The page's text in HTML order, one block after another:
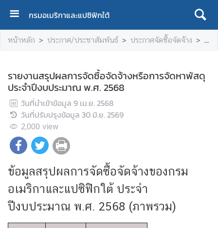
กรมอเมริกาและแปซิฟิกใต้
ห
น้
ร
ก
เ
กี่
ย
ว
บ
เ
ร
า
หน้าหลัก ประกาศ/ประชาสัมพันธ์ ประกาศจัดซื้อจัดจ้าง รา
รายงานสรุปผลการจัดซื้อจัดจ้างหรือการจัดหาพัสดุ
ประจำปีงบประมาณ พ.ศ. 2568
วันที่นำเข้าข้อมูล 9 เม.ย. 2568
วันที่ปรับปรุงข้อมูล 30 มิ.ย. 2569
2,000 view
ข้อมูลสรุปผลการจัดซื้อจัดจ้างของกรม
อเมริกาและแปซิฟิกใต้ ประจำ
ปีงบประมาณ พ.ศ. 2568 (ภาพรวม)